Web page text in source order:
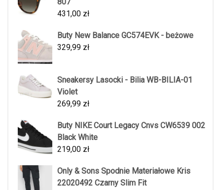
431,00 zł
Buty New Balance GC574EVK - beżowe
329,99 zł
Sneakersy Lasocki - Bilia WB-BILIA-01
Violet
269,99 zł
Buty NIKE Court Legacy Cnvs CW6539 002
Black White
219,00 zł
Only & Sons Spodnie Materiałowe Kris
22020492 Czarny Slim Fit